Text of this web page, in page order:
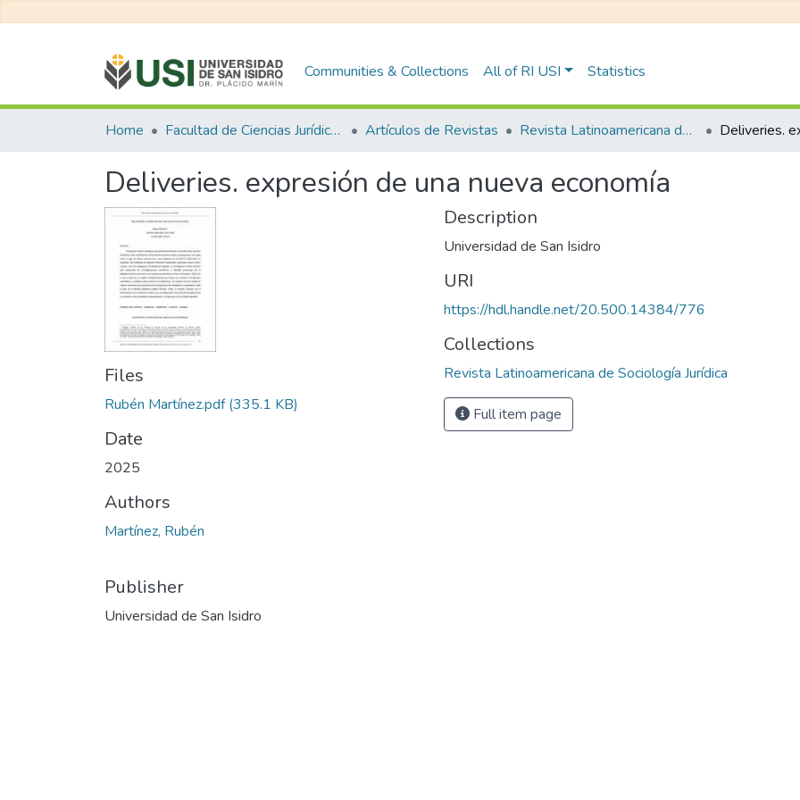
Communities & Collections All of RI USI Statistics
Home Facultad de Ciencias Jurídicas y de la Administración Artículos de Revistas Revista Latinoamericana de Sociología Jurídica
Deliveries. expresión de una nueva economía
Files
Rubén Martínez.pdf(335.1 KB)
Date
2025
Authors
Martínez, Rubén
Publisher
Universidad de San Isidro
Description
Universidad de San Isidro
URI
https://hdl.handle.net/20.500.14384/776
Collections
Revista Latinoamericana de Sociología Jurídica
Full item page